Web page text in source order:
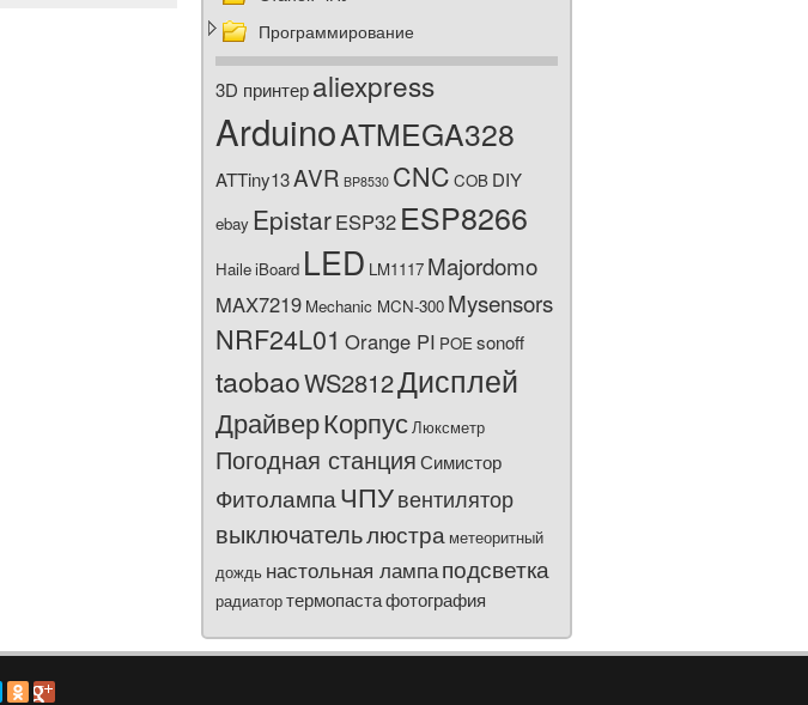
Программирование
3D принтерaliexpress
ArduinoATMEGA328
ATTiny13AVR BP8530 CNC COB DIY
ebay EpistarESP32 ESP8266
HaileiBoard LED LM1117 Majordomo
MAX7219 Mechanic MCN-300 Mysensors
NRF24L01 Orange PI POEsonoff
taobaoWS2812Дисплей
ДрайверКорпусЛюксметр
Погодная станцияСимистор
ФитолампаЧПУвентилятор
выключательлюстра метеоритный
дождь настольная лампаподсветка
радиатортермопастафотография